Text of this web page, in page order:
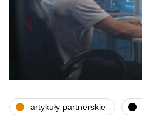
artykuły partnerskie